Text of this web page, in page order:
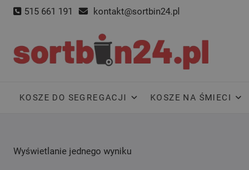
Skip
515 661 191 kontakt@sortbin24.pl
KOSZE DO SEGREGACJI KOSZE NA ŚMIECI
Wyświetlanie jednego wyniku